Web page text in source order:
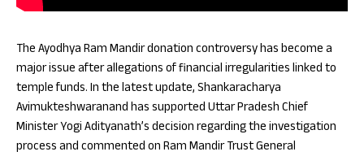
The Ayodhya Ram Mandir donation controversy has become a
major issue after allegations of financial irregularities linked to
temple funds. In the latest update, Shankaracharya
Avimukteshwaranand has supported Uttar Pradesh Chief
Minister Yogi Adityanath’s decision regarding the investigation
process and commented on Ram Mandir Trust General